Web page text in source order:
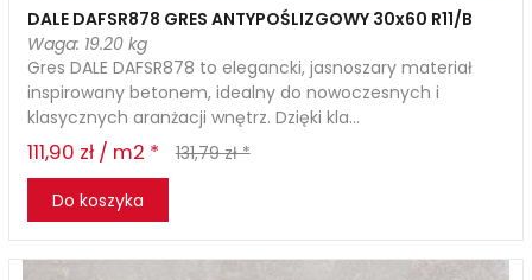
DALE DAFSR878 GRES ANTYPOŚLIZGOWY 30x60 R11/B
Waga: 19.20 kg
Gres DALE DAFSR878 to elegancki, jasnoszary materiał
inspirowany betonem, idealny do nowoczesnych i
klasycznych aranżacji wnętrz. Dzięki kla...
111,90 zł / m2 *
131,79 zł *
Do koszyka